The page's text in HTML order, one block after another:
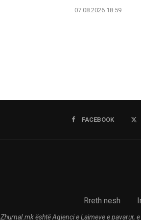
07.08.2026 18:59
FACEBOOK
Rreth nesh
Zhurnal.mk është Agjenci e Lajmeve e pavarur,